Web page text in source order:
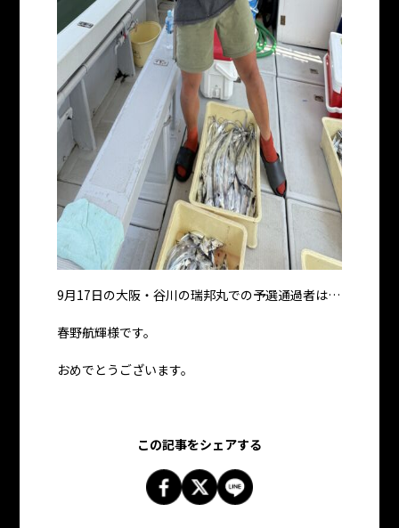
9月17日の大阪・谷川の瑞邦丸での予選通過者は…
春野航輝様です。
おめでとうございます。
この記事をシェアする